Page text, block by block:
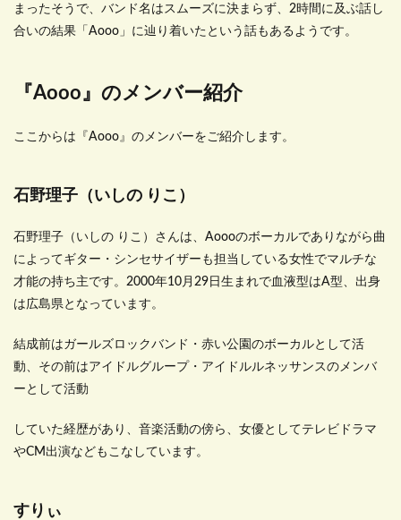
まったそうで、バンド名はスムーズに決まらず、2時間に及ぶ話し
合いの結果「Aooo」に辿り着いたという話もあるようです。
『Aooo』のメンバー紹介
ここからは『Aooo』のメンバーをご紹介します。
石野理子（いしの りこ）
石野理子（いしの りこ）さんは、Aoooのボーカルでありながら曲
によってギター・シンセサイザーも担当している女性でマルチな
才能の持ち主です。2000年10月29日生まれで血液型はA型、出身
は広島県となっています。
結成前はガールズロックバンド・赤い公園のボーカルとして活
動、その前はアイドルグループ・アイドルルネッサンスのメンバ
ーとして活動
していた経歴があり、音楽活動の傍ら、女優としてテレビドラマ
やCM出演などもこなしています。
すりぃ